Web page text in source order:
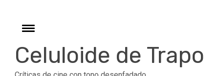
contentToggle
Celuloide de Trapo